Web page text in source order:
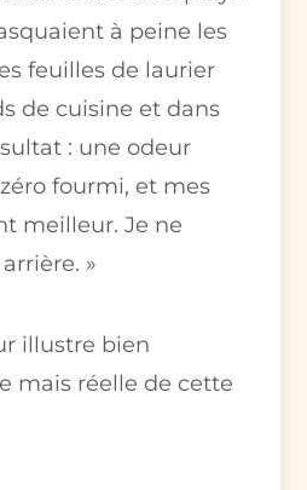
à peine les
feuilles de laurier
de cuisine et dans
: une odeur
fourmi, et mes
meilleur. Je ne
»
illustre bien
mais réelle de cette